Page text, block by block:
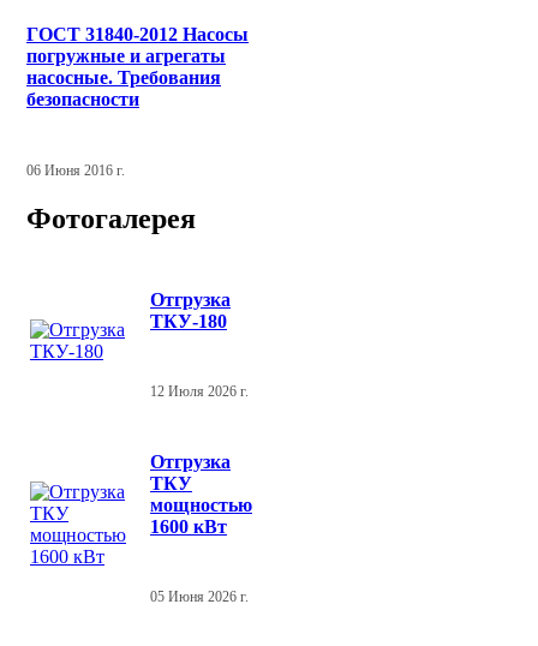
ГОСТ 31840-2012 Насосы
погружные и агрегаты
насосные. Требования
безопасности
06 Июня 2016 г.
Фотогалерея
Отгрузка
ТКУ-180
12 Июля 2026 г.
Отгрузка
ТКУ
мощностью
1600 кВт
05 Июня 2026 г.